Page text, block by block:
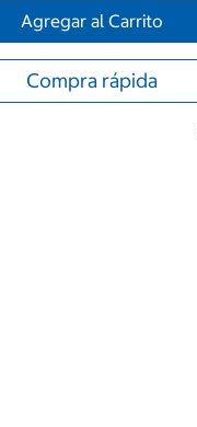
Agregar al Carrito
Compra rápida